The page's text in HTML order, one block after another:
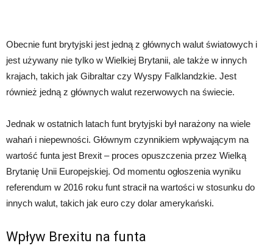
Obecnie funt brytyjski jest jedną z głównych walut światowych i
jest używany nie tylko w Wielkiej Brytanii, ale także w innych
krajach, takich jak Gibraltar czy Wyspy Falklandzkie. Jest
również jedną z głównych walut rezerwowych na świecie.
Jednak w ostatnich latach funt brytyjski był narażony na wiele
wahań i niepewności. Głównym czynnikiem wpływającym na
wartość funta jest Brexit – proces opuszczenia przez Wielką
Brytanię Unii Europejskiej. Od momentu ogłoszenia wyniku
referendum w 2016 roku funt stracił na wartości w stosunku do
innych walut, takich jak euro czy dolar amerykański.
Wpływ Brexitu na funta